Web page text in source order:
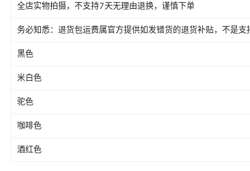
全店实物拍摄，不支持7天无理由退换，谨慎下单
务必知悉：退货包运费属官方提供如发错货的退货补贴，不是支
黑色
米白色
驼色
咖啡色
酒红色